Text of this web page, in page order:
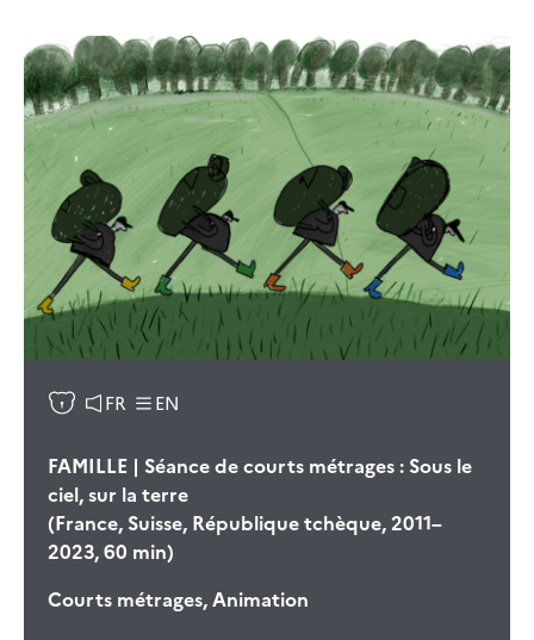
FR EN
FAMILLE | Séance de courts métrages : Sous le
ciel, sur la terre
(France, Suisse, République tchèque, 2011–
2023, 60 min)
Courts métrages, Animation